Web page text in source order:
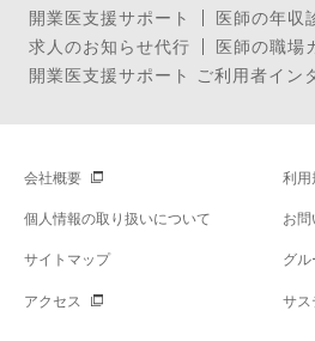
開業医支援サポート
医師の年収
求人のお知らせ代行
医師の職場
開業医支援サポート ご利用者イン
会社概要 利用
個人情報の取り扱いについて お
サイトマップ グ
アクセス サス